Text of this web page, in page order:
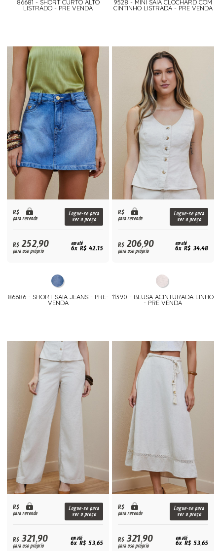
86681 - SHORT CURTO ALTO
LISTRADO - PRE VENDA
9528 - MINI SAIA CLOCHARD COM
CINTINHO LISTRADA - PRE VENDA
R$
para revenda
Logue-se para
ver o preço
R$252,90
para uso próprio
em até
6x R$ 42,15
86686 - SHORT SAIA JEANS - PRÉ-
VENDA
R$
para revenda
Logue-se para
ver o preço
R$206,90
para uso próprio
em até
6x R$ 34,48
11390 - BLUSA ACINTURADA LINHO
- PRE VENDA
R$
para revenda
Logue-se para
ver o preço
R$321,90
para uso próprio
em até
6x R$ 53,65
R$
para revenda
Logue-se para
ver o preço
R$321,90
para uso próprio
em até
6x R$ 53,65